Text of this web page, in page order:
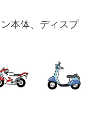
本体、ディスプ